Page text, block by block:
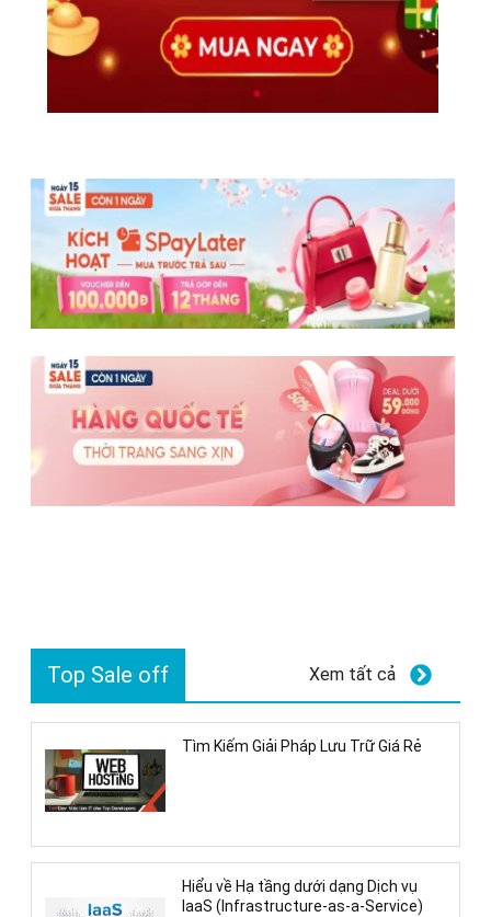
Top Sale off Xem tất cả
Tìm Kiếm Giải Pháp Lưu Trữ Giá Rẻ
Hiểu về Hạ tầng dưới dạng Dịch vụ
IaaS (Infrastructure-as-a-Service)